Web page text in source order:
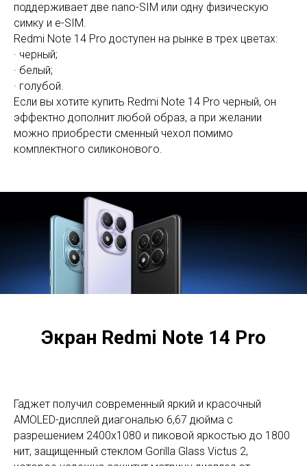
поддерживает две nano-SIM или одну физическую
симку и e-SIM.
Redmi Note 14 Pro доступен на рынке в трех цветах:
· черный;
· белый;
· голубой.
Если вы хотите купить Redmi Note 14 Pro черный, он
эффектно дополнит любой образ, а при желании
можно приобрести сменный чехол помимо
комплектного силиконового.
Экран Redmi Note 14 Pro
Гаджет получил современный яркий и красочный
AMOLED-дисплей диагональю 6,67 дюйма с
разрешением 2400х1080 и пиковой яркостью до 1800
нит, защищенный стеклом Gorilla Glass Victus 2,